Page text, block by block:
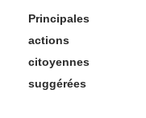
Principales
actions
citoyennes
suggérées